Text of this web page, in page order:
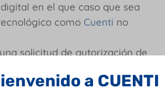
en el que caso que sea
como Cuenti no
solicitud de autorización de
pues cada factura electrónica
y Vigencia de autorización.
a CUENTI